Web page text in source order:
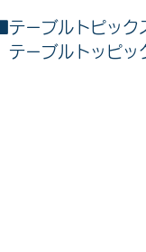
■テーブルトピック
テーブルトッピッ